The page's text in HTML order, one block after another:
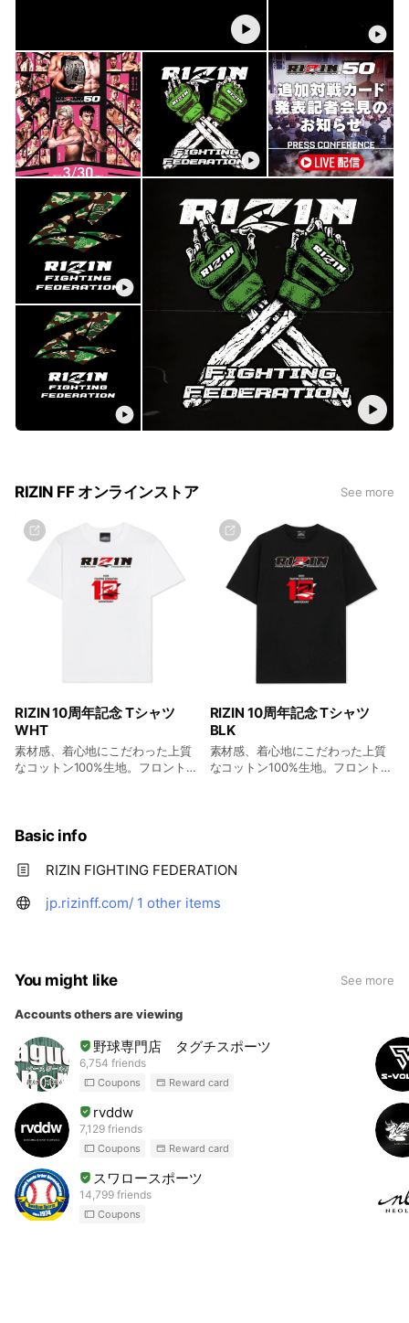
RIZIN FF オンラインストア See more
RIZIN 10周年記念 Tシャツ
WHT
素材感、着心地にこだわった上質
なコットン100%生地。フロントに
シーズン着こなせます。
RIZIN 10周年記念 Tシャツ
BLK
素材感、着心地にこだわった上質
なコットン100%生地。フロントに
Basic info
RIZIN FIGHTING FEDERATION
jp.rizinff.com/ 1 other items
You might like See more
Accounts others are viewing
野球専門店 タグチスポーツ
6,754 friends
Coupons Reward card
rvddw
7,129 friends
Coupons Reward card
スワロースポーツ
14,799 friends
Coupons